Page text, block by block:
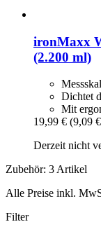
ironMaxx
(2.200 ml)
Dichtet
Mit
19,99 € (9,09
Derzeit nicht
Zubehör: 3 Artikel
Alle Preise inkl.
Filter